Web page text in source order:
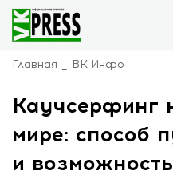
Главная ВК Инфо
Каучсерфинг
мире: способ
и